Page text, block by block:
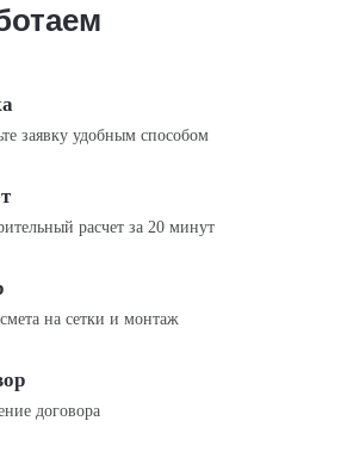
заявку удобным способом
расчет за 20 минут
на сетки и монтаж
договора